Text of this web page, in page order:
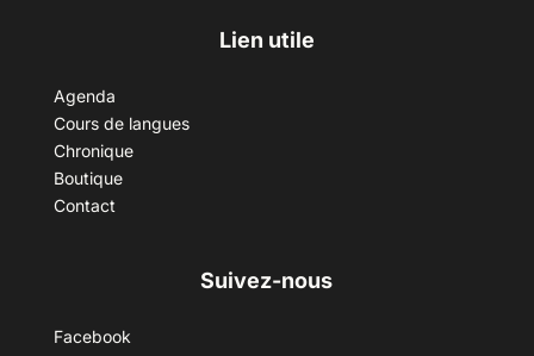
Lien utile
Agenda
Cours de langues
Chronique
Boutique
Contact
Suivez-nous
Facebook